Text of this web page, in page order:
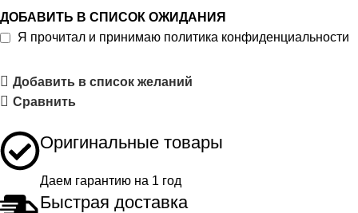
ДОБАВИТЬ В СПИСОК ОЖИДАНИЯ
Я прочитал и принимаю политика конфиденциальности
Добавить в список желаний
Сравнить
Оригинальные товары
Даем гарантию на 1 год
Быстрая доставка